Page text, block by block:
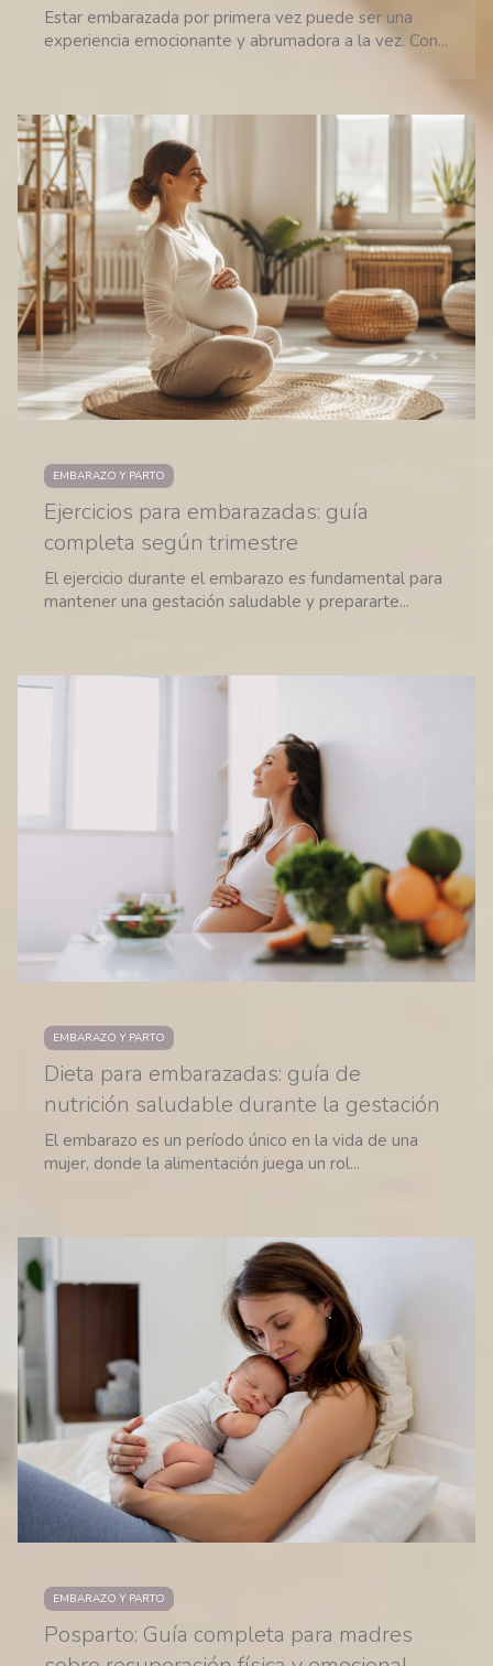
Estar embarazada por primera vez puede ser una
experiencia emocionante y abrumadora a la vez. Con...
Ejercicios para embarazadas: guía
completa según trimestre
EMBARAZO Y PARTO
El ejercicio durante el embarazo es fundamental para
mantener una gestación saludable y prepararte...
Dieta para embarazadas: guía de
nutrición saludable durante la gestación
EMBARAZO Y PARTO
El embarazo es un período único en la vida de una
mujer, donde la alimentación juega un rol...
Posparto: Guía completa para madres
EMBARAZO Y PARTO